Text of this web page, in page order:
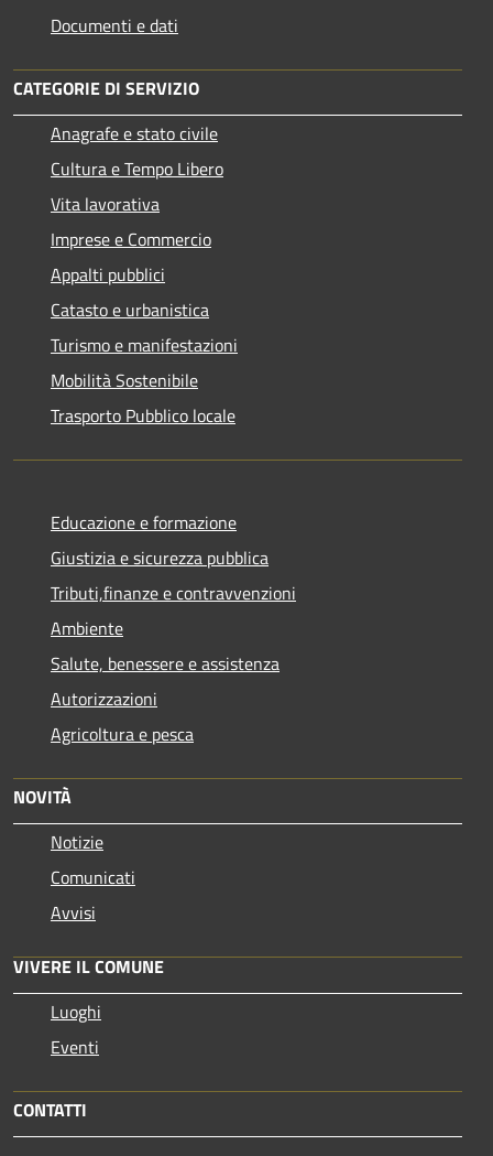
Documenti e dati
CATEGORIE DI SERVIZIO
Anagrafe e stato civile
Cultura e Tempo Libero
Vita lavorativa
Imprese e Commercio
Appalti pubblici
Catasto e urbanistica
Turismo e manifestazioni
Mobilità Sostenibile
Trasporto Pubblico locale
Educazione e formazione
Giustizia e sicurezza pubblica
Tributi,finanze e contravvenzioni
Ambiente
Salute, benessere e assistenza
Autorizzazioni
Agricoltura e pesca
NOVITÀ
Notizie
Comunicati
Avvisi
VIVERE IL COMUNE
Luoghi
Eventi
CONTATTI